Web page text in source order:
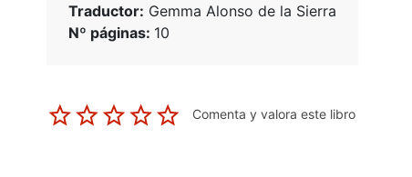
Traductor: Gemma Alonso de la Sierra
Nº páginas: 10
Comenta y valora este libro